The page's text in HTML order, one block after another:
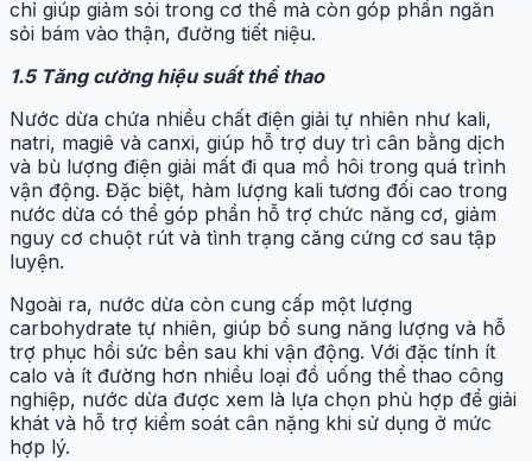
chỉ giúp giảm sỏi trong cơ thể mà còn góp phần ngăn
sỏi bám vào thận, đường tiết niệu.
1.5 Tăng cường hiệu suất thể thao
Nước dừa chứa nhiều chất điện giải tự nhiên như kali,
natri, magiê và canxi, giúp hỗ trợ duy trì cân bằng dịch
và bù lượng điện giải mất đi qua mồ hôi trong quá trình
vận động. Đặc biệt, hàm lượng kali tương đối cao trong
nước dừa có thể góp phần hỗ trợ chức năng cơ, giảm
nguy cơ chuột rút và tình trạng căng cứng cơ sau tập
luyện.
Ngoài ra, nước dừa còn cung cấp một lượng
carbohydrate tự nhiên, giúp bổ sung năng lượng và hỗ
trợ phục hồi sức bền sau khi vận động. Với đặc tính ít
calo và ít đường hơn nhiều loại đồ uống thể thao công
nghiệp, nước dừa được xem là lựa chọn phù hợp để giải
khát và hỗ trợ kiểm soát cân nặng khi sử dụng ở mức
hợp lý.